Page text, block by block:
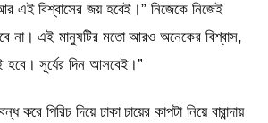
এই বিশ্বাসের জয় হবেই।” নিজেকে নিজেই
না। এই মানুষটির মতো আরও অনেকের বিশ্বাস,
হবে। সূর্যের দিন আসবেই।”
করে পিরিচ দিয়ে ঢাকা চায়ের কাপটা নিয়ে বারান্দায়